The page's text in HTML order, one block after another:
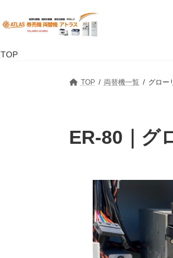
テ
ツ
ゲ
シ
TOP
TOP 両替機一覧 グロー
ER-80｜グ